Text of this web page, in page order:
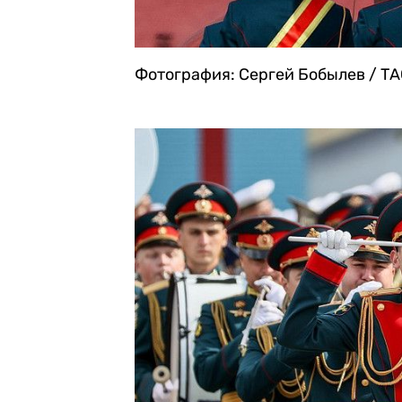
Фотография: Сергей Бобылев /